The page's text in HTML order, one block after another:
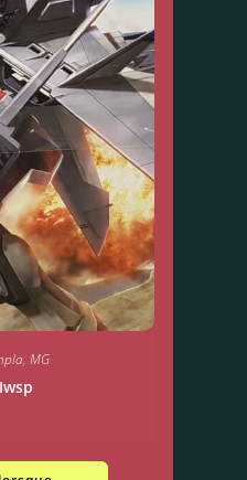
,MG